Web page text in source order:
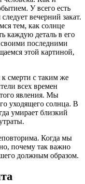
У всего есть
вечерний закат.
тем, как солнце
каждую деталь в его
последними
этой картиной,
смерти с таким же
всех времен
явления. Мы
уходящего солнца. В
умирает близкий
Когда мы
почему так важно
должным образом.